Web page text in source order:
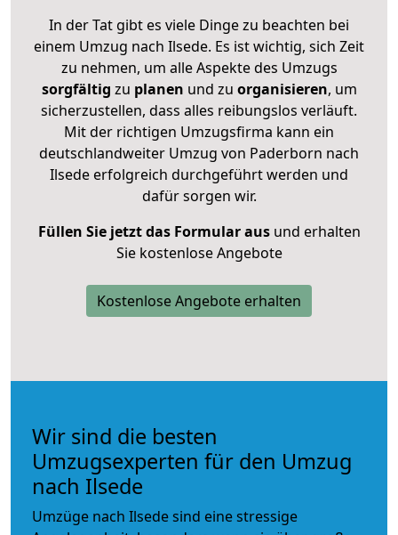
In der Tat gibt es viele Dinge zu beachten bei
einem Umzug nach Ilsede. Es ist wichtig, sich Zeit
zu nehmen, um alle Aspekte des Umzugs
sorgfältig zu planen und zu organisieren, um
sicherzustellen, dass alles reibungslos verläuft.
Mit der richtigen Umzugsfirma kann ein
deutschlandweiter Umzug von Paderborn nach
Ilsede erfolgreich durchgeführt werden und
dafür sorgen wir.
Füllen Sie jetzt das Formular ausund erhalten
Sie kostenlose Angebote
Kostenlose Angebote erhalten
Wir sind die besten
Umzugsexperten für den Umzug
nach Ilsede
Umzüge nach Ilsede sind eine stressige